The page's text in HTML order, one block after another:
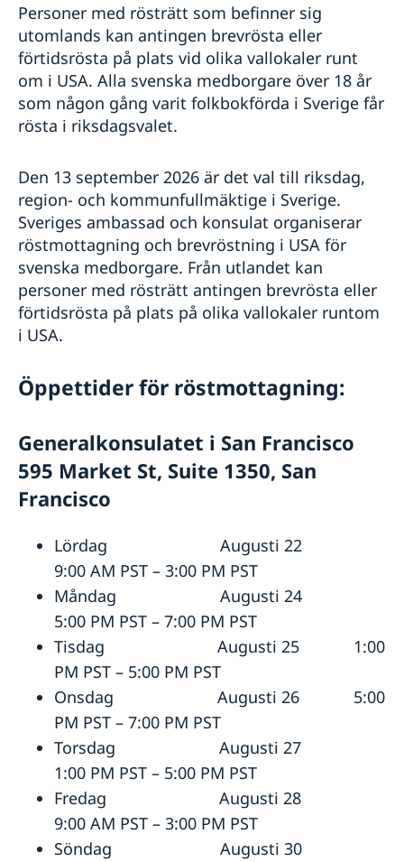
Vi är en resurs för svenska företag
Team Sweden
Så kan du få stöd
Anmäl handelshinder
Aktuellt
Kalendarium
Nyheter
Personer med rösträtt som befinner sig
utomlands kan antingen brevrösta eller
förtidsrösta på plats vid olika vallokaler runt
om i USA. Alla svenska medborgare över 18 år
som någon gång varit folkbokförda i Sverige får
rösta i riksdagsvalet.
Den 13 september 2026 är det val till riksdag,
region- och kommunfullmäktige i Sverige.
Sveriges ambassad och konsulat organiserar
röstmottagning och brevröstning i USA för
svenska medborgare. Från utlandet kan
personer med rösträtt antingen brevrösta eller
förtidsrösta på plats på olika vallokaler runtom
i USA.
Öppettider för röstmottagning:
Generalkonsulatet i San Francisco
595 Market St, Suite 1350, San
Francisco
Lördag Augusti 22
9:00 AM PST – 3:00 PM PST
Måndag Augusti 24
5:00 PM PST – 7:00 PM PST
Tisdag Augusti 25 1:00
PM PST – 5:00 PM PST
Onsdag Augusti 26 5:00
PM PST – 7:00 PM PST
Torsdag Augusti 27
1:00 PM PST – 5:00 PM PST
Fredag Augusti 28
9:00 AM PST – 3:00 PM PST
Söndag Augusti 30